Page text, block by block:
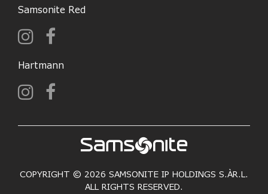
Samsonite Red
Hartmann
COPYRIGHT © 2026 SAMSONITE IP HOLDINGS S.ÀR.L.
ALL RIGHTS RESERVED.